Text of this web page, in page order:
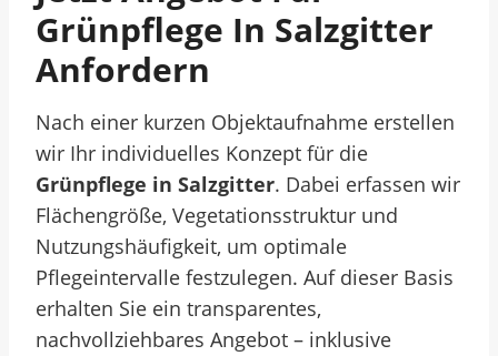
Grünpflege In Salzgitter
Anfordern
Nach einer kurzen Objektaufnahme erstellen
wir Ihr individuelles Konzept für die
Grünpflege in Salzgitter. Dabei erfassen wir
Flächengröße, Vegetationsstruktur und
Nutzungshäufigkeit, um optimale
Pflegeintervalle festzulegen. Auf dieser Basis
erhalten Sie ein transparentes,
nachvollziehbares Angebot – inklusive